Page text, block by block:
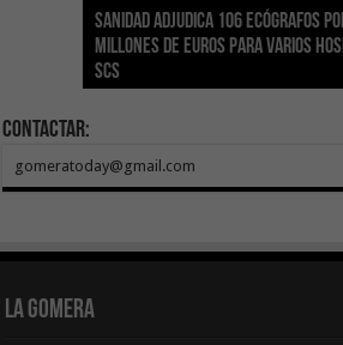
Sanidad adjudica 106 ecógrafos
millones de euros para varios
SCS
Gesplan logra la máxima
Índice de Transparencia de
año consecutivo
El Gobierno canario concede
POSEICAN-Pesca al sector por
tras aumentar las cuantías
Transición Ecológica coordina con
adhesión a la Red de Refugios
Canarias
Visocan incorpora 170 pisos a su
vivienda protegida en régimen de
asequible de Tenerife
Sanidad refuerza la capacidad
los centros de salud con el
ecografía clínica
Contactar:
gomeratoday@gmail.com
La Gomera